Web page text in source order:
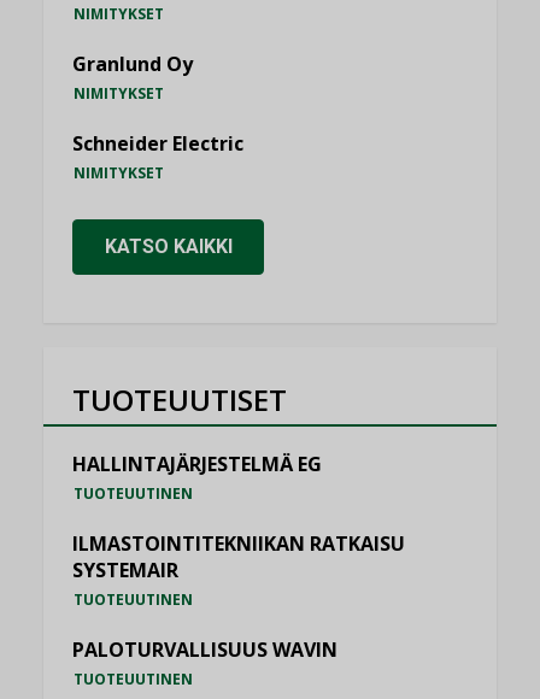
NIMITYKSET
Granlund Oy
NIMITYKSET
Schneider Electric
NIMITYKSET
KATSO KAIKKI
TUOTEUUTISET
HALLINTAJÄRJESTELMÄ EG
TUOTEUUTINEN
ILMASTOINTITEKNIIKAN RATKAISU
SYSTEMAIR
TUOTEUUTINEN
PALOTURVALLISUUS WAVIN
TUOTEUUTINEN